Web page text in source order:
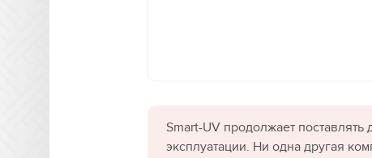
Smart-UV продолжает
эксплуатации. Ни одна другая